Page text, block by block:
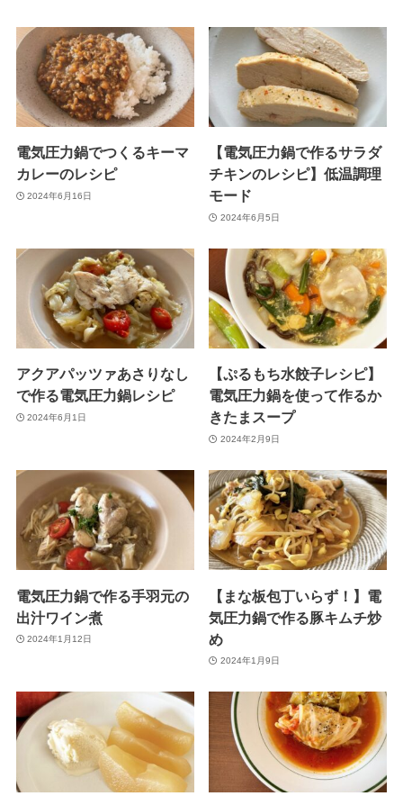
電気圧力鍋でつくるキーマ
カレーのレシピ
2024年6月16日
【電気圧力鍋で作るサラダ
チキンのレシピ】低温調理
モード
2024年6月5日
アクアパッツァあさりなし
で作る電気圧力鍋レシピ
2024年6月1日
【ぷるもち水餃子レシピ】
電気圧力鍋を使って作るか
きたまスープ
2024年2月9日
電気圧力鍋で作る手羽元の
出汁ワイン煮
2024年1月12日
【まな板包丁いらず！】電
気圧力鍋で作る豚キムチ炒
め
2024年1月9日